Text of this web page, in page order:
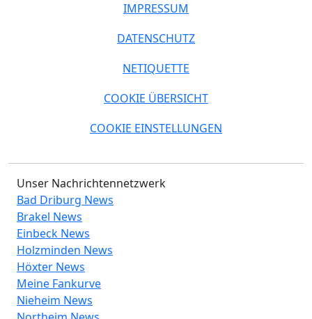
IMPRESSUM
DATENSCHUTZ
NETIQUETTE
COOKIE ÜBERSICHT
COOKIE EINSTELLUNGEN
Unser Nachrichtennetzwerk
Bad Driburg News
Brakel News
Einbeck News
Holzminden News
Höxter News
Meine Fankurve
Nieheim News